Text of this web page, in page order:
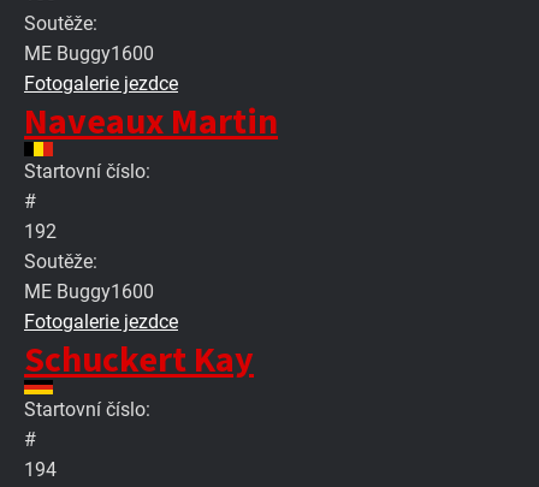
Soutěže:
ME Buggy1600
Fotogalerie jezdce
Naveaux Martin
Startovní číslo:
#
192
Soutěže:
ME Buggy1600
Fotogalerie jezdce
Schuckert Kay
Startovní číslo:
#
194